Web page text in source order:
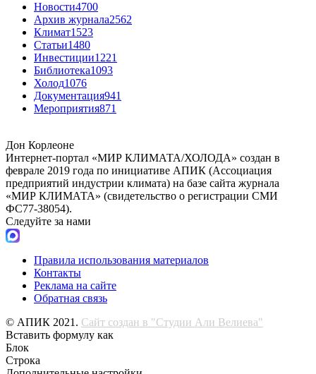
Новости4700
Архив журнала2562
Климат1523
Статьи1480
Инвестиции1221
Библиотека1093
Холод1076
Документация941
Мероприятия871
Дон Корлеоне
Интернет-портал «МИР КЛИМАТА/ХОЛОДА» создан в
феврале 2019 года по инициативе АПИК (Ассоциация
предприятий индустрии климата) на базе сайта журнала
«МИР КЛИМАТА» (свидетельство о регистрации СМИ
ФС77-38054).
Следуйте за нами
Правила использования материалов
Контакты
Реклама на сайте
Обратная связь
© АПИК 2021. Сайт создан в "Студии Али Велиева"
Вставить формулу как
Блок
Строка